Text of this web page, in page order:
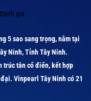
giá
5 sao sang trọng, nằm tại
Ninh, Tỉnh Tây Ninh.
trúc tân cổ điển, kết hợp
Vinpearl Tây Ninh có 21